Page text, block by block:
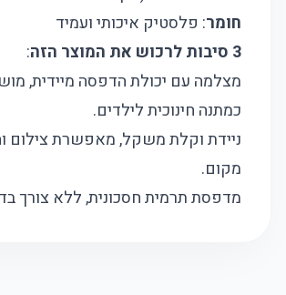
חומר: פלסטיק איכותי ועמיד
3 סיבות לרכוש את המוצר הזה
:
מצלמה עם יכולת הדפסה מיידית,
כמתנה חינוכית לילדים.
ניידת וקלת משקל, מאפשרת צילום
מקום.
מדפסת תרמית חסכונית, ללא צורך